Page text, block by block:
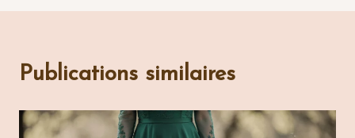
Publications similaires